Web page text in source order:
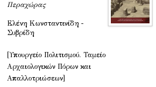
Περαχώρας
Ελένη Κωνσταντινίδη -
Συβρίδη
[Υπουργείο Πολιτισμού. Ταμείο
Αρχαιολογικών Πόρων και
Απαλλοτριώσεων]